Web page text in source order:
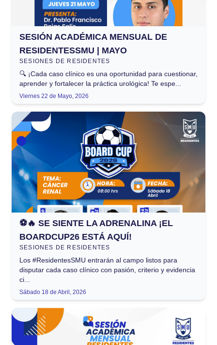
SESIÓN ACADÉMICA MENSUAL DE
RESIDENTESSMU | MAYO
SESIONES DE RESIDENTES
🔍 ¡Cada caso clínico es una oportunidad para cuestionar,
aprender y fortalecer la práctica urológica! Te espe...
Viernes 22 de Mayo, 2026
⚽🔥 SE SIENTE LA ADRENALINA ¡EL
BOARDCUP26 ESTÁ AQUÍ!
SESIONES DE RESIDENTES
Los #ResidentesSMU entrarán al campo listos para
disputar cada caso clínico con pasión, criterio y evidencia
ci...
Sábado 18 de Abril, 2026